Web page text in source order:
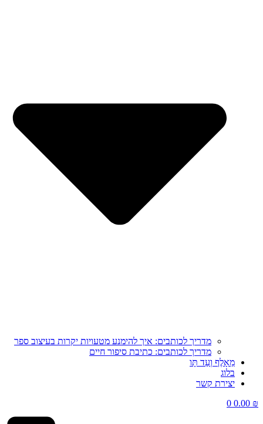
מדריך לכותבים: איך להימנע מטעויות יקרות בעיצוב ספר
מדריך לכותבים: כתיבת סיפור חיים
מֵאָלֶף וְעַד תָּו
בלוג
יצירת קשר
0.00 ₪
0